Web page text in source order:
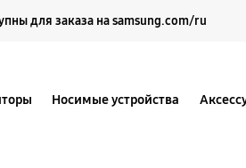
для заказа на samsung.com/ru
Носимые устройства